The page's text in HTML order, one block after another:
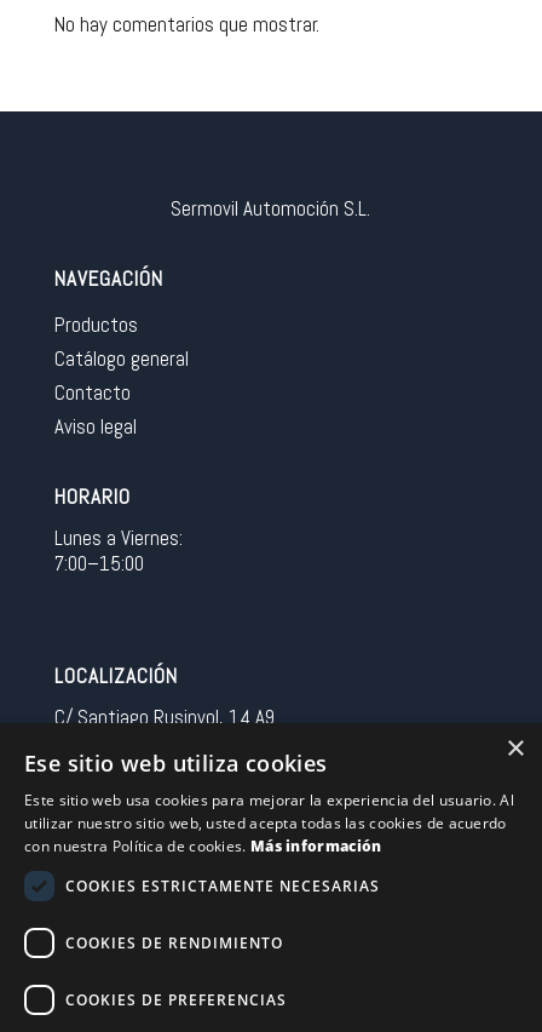
No hay comentarios que mostrar.
Sermovil Automoción S.L.
NAVEGACIÓN
Productos
Catálogo general
Contacto
Aviso legal
HORARIO
Lunes a Viernes:
7:00–15:00
LOCALIZACIÓN
C/ Santiago Rusinyol, 14 A9
Spain
CONTACTO
Tel 0034 93 713 37 30
sermovil@sertronic.es
Acceso intranet para representantes
×
Ese sitio web utiliza cookies
Este sitio web usa cookies para mejorar la experiencia del usuario. Al
utilizar nuestro sitio web, usted acepta todas las cookies de acuerdo
con nuestra Política de cookies. Más información
COOKIES ESTRICTAMENTE NECESARIAS
COOKIES DE RENDIMIENTO
COOKIES DE PREFERENCIAS